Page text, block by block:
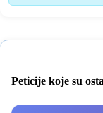
Peticije koje su